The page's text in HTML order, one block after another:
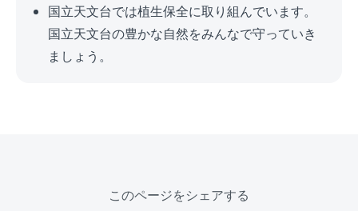
国立天文台では植生保全に取り組んでいます。
国立天文台の豊かな自然をみんなで守っていき
ましょう。
このページをシェアする